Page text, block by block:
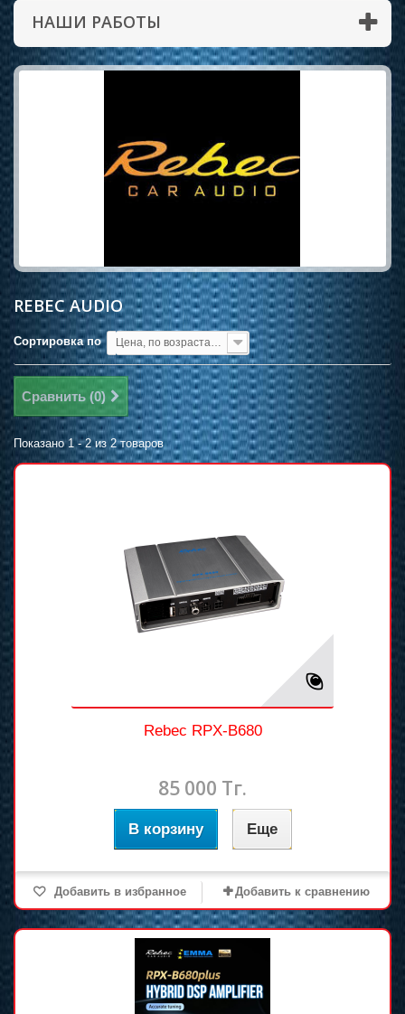
НАШИ РАБОТЫ
REBEC AUDIO
Сортировка по
Сравнить (0)
Показано 1 - 2 из 2 товаров
Rebec RPX-B680
85 000 Тг.
В корзину Еще
Добавить в избранное Добавить к сравнению